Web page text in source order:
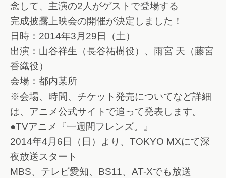
念して、主演の2人がゲストで登場する
完成披露上映会の開催が決定しました！
日時：2014年3月29日（土）
出演：山谷祥生（長谷祐樹役）、雨宮 天（藤宮
香織役）
会場：都内某所
※会場、時間、チケット発売についてなど詳細
は、アニメ公式サイトで追って発表します。
●TVアニメ『一週間フレンズ。』
2014年4月6日（日）より、TOKYO MXにて深
夜放送スタート
MBS、テレビ愛知、BS11、AT-Xでも放送